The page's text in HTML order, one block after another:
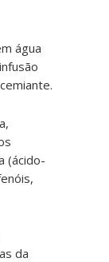
água
.
(ácido-
da